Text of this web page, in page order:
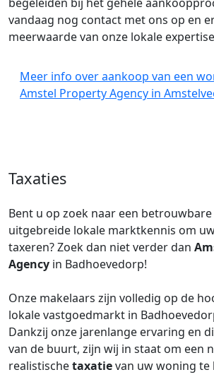
vandaag nog contact met ons op en
meerwaarde van onze lokale
Meer info over aankoop van een
Amstel Property Agency in
Taxaties
Bent u op zoek naar een betrouwbare
uitgebreide lokale marktkennis om
taxeren? Zoek dan niet verder dan
Agency in Badhoevedorp!
Onze makelaars zijn volledig op de
lokale vastgoedmarkt in
Dankzij onze jarenlange ervaring en
van de buurt, zijn wij in staat om een
realistischetaxatievan uw woning te